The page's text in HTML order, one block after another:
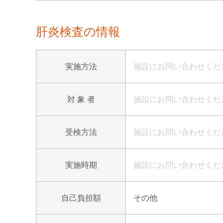
肝炎検査の情報
実施方法 施設にお問い合わせくだ
対 象 者 施設にお問い合わせくだ
受検方法 施設にお問い合わせくだ
実施時期 施設にお問い合わせくだ
自己負担額 その他